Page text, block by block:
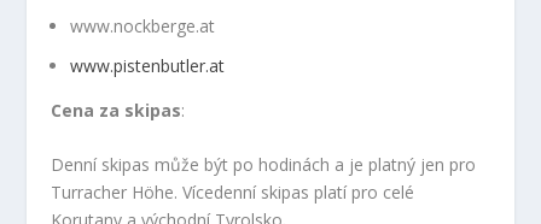
www.nockberge.at
www.pistenbutler.at
Cena za skipas:
Denní skipas může být po hodinách a je platný jen pro
Turracher Höhe. Vícedenní skipas platí pro celé